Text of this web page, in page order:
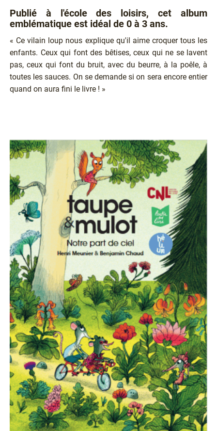
Publié à l'école des loisirs, cet album
emblématique est idéal de 0 à 3 ans.
« Ce vilain loup nous explique qu'il aime croquer tous les
enfants. Ceux qui font des bêtises, ceux qui ne se lavent
pas, ceux qui font du bruit, avec du beurre, à la poêle, à
toutes les sauces. On se demande si on sera encore entier
quand on aura fini le livre ! »